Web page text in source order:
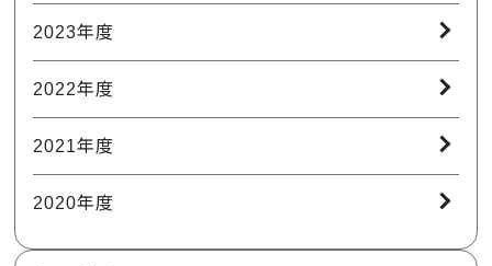
2023年度
2022年度
2021年度
2020年度